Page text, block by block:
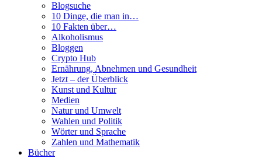
Blogsuche
10 Dinge, die man in…
10 Fakten über…
Alkoholismus
Bloggen
Crypto Hub
Ernährung, Abnehmen und Gesundheit
Jetzt – der Überblick
Kunst und Kultur
Medien
Natur und Umwelt
Wahlen und Politik
Wörter und Sprache
Zahlen und Mathematik
Bücher